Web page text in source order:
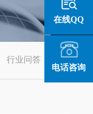
行业问答
在线QQ
电话咨询